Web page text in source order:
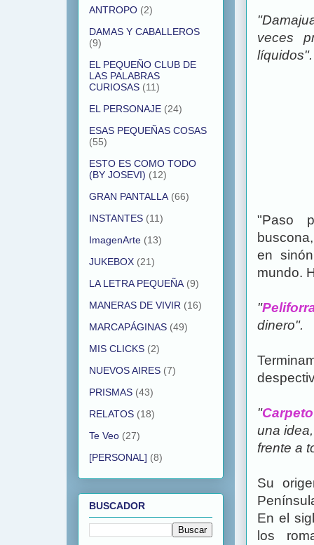
veces
líquidos".
"Paso
en
mundo.
"
dinero".
"
una
frente a
Su
En el
los
ANTROPO (2)
DAMAS Y CABALLEROS
(9)
EL PEQUEÑO CLUB DE
LAS PALABRAS
CURIOSAS (11)
EL PERSONAJE (24)
ESAS PEQUEÑAS COSAS
(55)
ESTO ES COMO TODO
(BY JOSEVI) (12)
GRAN PANTALLA (66)
INSTANTES (11)
ImagenArte (13)
JUKEBOX (21)
LA LETRA PEQUEÑA (9)
MANERAS DE VIVIR (16)
MARCAPÁGINAS (49)
MIS CLICKS (2)
NUEVOS AIRES (7)
PRISMAS (43)
RELATOS (18)
Te Veo (27)
[PERSONAL] (8)
BUSCADOR